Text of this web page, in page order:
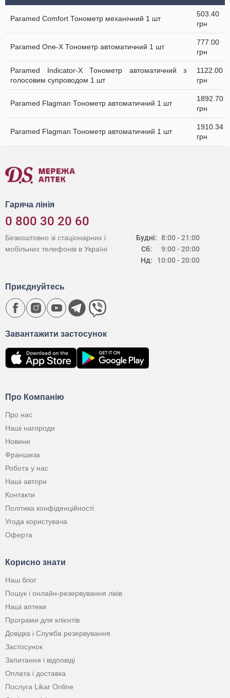
Paramed Comfort Тонометр механічний 1 шт
503.40
грн
Paramed One-X Тонометр автоматичний 1 шт
777.00
грн
Paramed Indicator-X Тонометр автоматичний з
голосовим супроводом 1 шт
1122.00
грн
Paramed Flagman Тонометр автоматичний 1 шт
1892.70
грн
Paramed Flagman Тонометр автоматичний 1 шт
1910.34
грн
Гаряча лінія
0 800 30 20 60
Будні:
Сб:
Нд:
8:00 - 21:00
9:00 - 20:00
10:00 - 20:00
Безкоштовно зі стаціонарних і
мобільних телефонів в Україні
Про Компанію
Про нас
Наші нагороди
Новини
Франшиза
Робота у нас
Наші автори
Контакти
Політика конфіденційності
Угода користувача
Оферта
Корисно знати
Наш блог
Пошук і онлайн-резервування ліків
Наші аптеки
Програми для клієнтів
Довідка і Служба резервування
Застосунок
Запитання і відповіді
Оплата і доставка
Послуга Likar Online
Завантажити застосунок
Приєднуйтесь